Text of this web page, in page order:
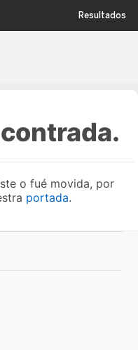
Resultados
o fué movida, por
portada.